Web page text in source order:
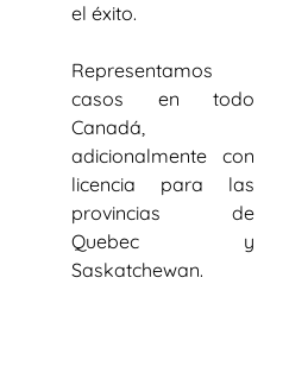
el éxito.
Representamos
casos en todo
Canadá,
adicionalmente con
licencia para las
provincias de
Quebec y
Saskatchewan.